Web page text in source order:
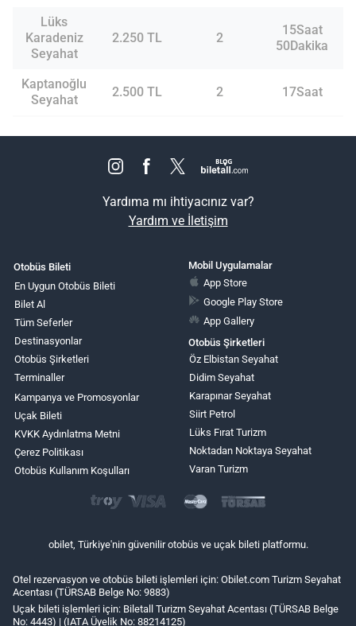
Lüks
Karadeniz
Seyahat
2.250 TL 2
15Saat
50Dakika
Kaptanoğlu
Seyahat
2.500 TL 2 17Saat
Yardıma mı ihtiyacınız var?
Yardım ve İletişim
Otobüs Bileti
En Uygun Otobüs Bileti
Bilet Al
Tüm Seferler
Destinasyonlar
Otobüs Şirketleri
Terminaller
Kampanya ve Promosyonlar
Uçak Bileti
KVKK Aydınlatma Metni
Çerez Politikası
Otobüs Kullanım Koşulları
Mobil Uygulamalar
App Store
Google Play Store
App Gallery
Otobüs Şirketleri
Öz Elbistan Seyahat
Didim Seyahat
Karapınar Seyahat
Siirt Petrol
Lüks Fırat Turizm
Noktadan Noktaya Seyahat
Varan Turizm
obilet, Türkiye'nin güvenilir otobüs ve uçak bileti platformu.
Otel rezervasyon ve otobüs bileti işlemleri için: Obilet.com Turizm Seyahat
Acentası (TÜRSAB Belge No: 9883)
Uçak bileti işlemleri için: Biletall Turizm Seyahat Acentası (TÜRSAB Belge
No: 4443) | (IATA Üyelik No: 88214125)